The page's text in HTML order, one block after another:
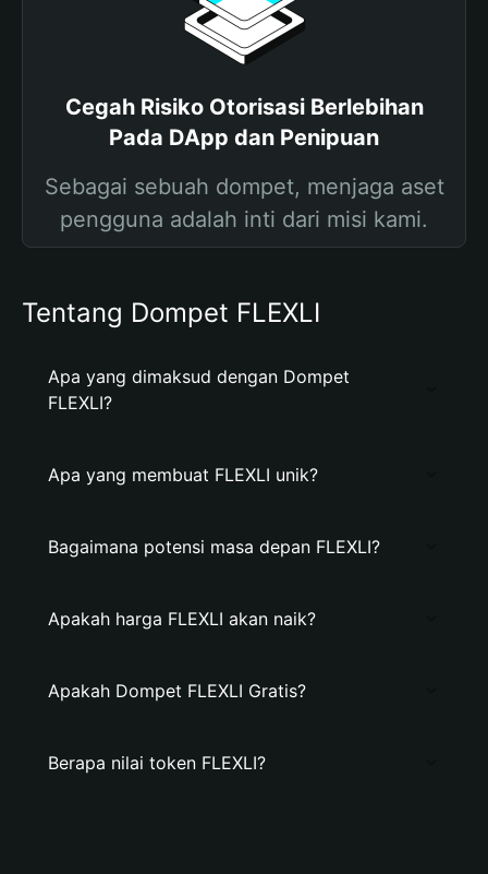
Cegah Risiko Otorisasi Berlebihan
Pada DApp dan Penipuan
Sebagai sebuah dompet, menjaga aset
pengguna adalah inti dari misi kami.
Tentang Dompet FLEXLI
Apa yang dimaksud dengan Dompet
FLEXLI?
Apa yang membuat FLEXLI unik?
Bagaimana potensi masa depan FLEXLI?
Apakah harga FLEXLI akan naik?
Apakah Dompet FLEXLI Gratis?
Berapa nilai token FLEXLI?